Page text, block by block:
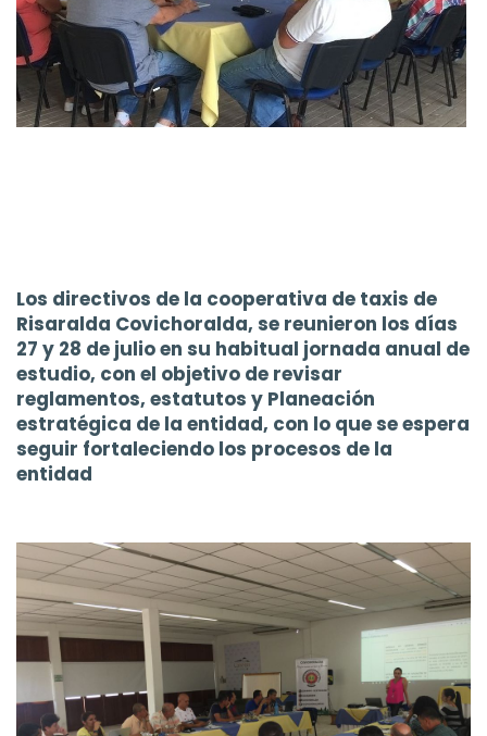
Los directivos de la cooperativa de taxis de
Risaralda Covichoralda, se reunieron los días
27 y 28 de julio en su habitual jornada anual de
estudio, con el objetivo de revisar
reglamentos, estatutos y Planeación
estratégica de la entidad, con lo que se espera
seguir fortaleciendo los procesos de la
entidad